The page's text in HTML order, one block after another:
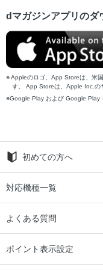
dマガジンアプリのダ
Appleのロゴ、App Storeは、米
す。 App Storeは、Apple Inc.の
Google Play および Google Play
初めての方へ
対応機種一覧
よくある質問
ポイント表示設定